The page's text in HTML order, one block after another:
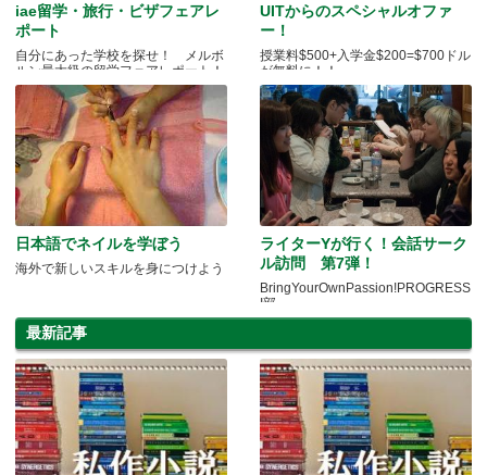
iae留学・旅行・ビザフェアレ
ポート
自分にあった学校を探せ！ メルボ
ルン最大級の留学フェアレポート！
UITからのスペシャルオファ
ー！
授業料$500+入学金$200=$700ドル
が無料に！！
日本語でネイルを学ぼう
海外で新しいスキルを身につけよう
ライターYが行く！会話サーク
ル訪問 第7弾！
BringYourOwnPassion!PROGRESS
I部
最新記事